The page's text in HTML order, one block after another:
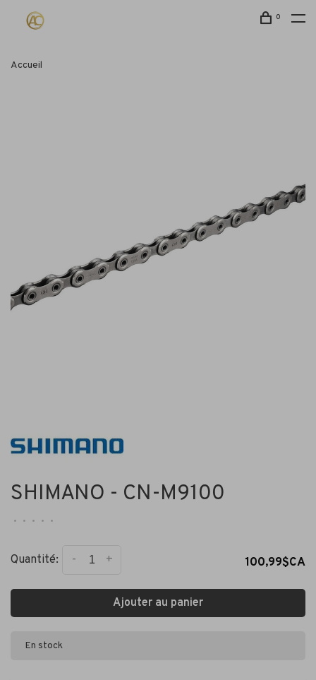
0
Accueil
SHIMANO - CN-M9100
• • • • •
Quantité: +
- 100,99$CA
Ajouter au panier
En stock